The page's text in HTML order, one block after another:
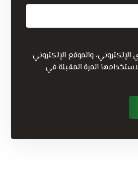
والموقع الإلكتروني
المرة المقبلة في